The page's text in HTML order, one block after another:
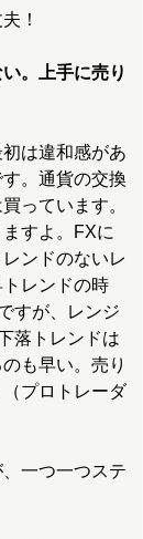
！
。上手に売り
は違和感があ
。通貨の交換
っています。
すよ。FXに
ンドのないレ
レンドの時
すが、レンジ
落トレンドは
も早い。売り
プロトレーダ
一つ一つステ